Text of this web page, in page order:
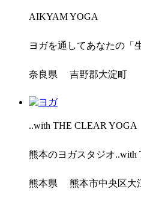
AIKYAM YOGA
ヨガを通してあなたの「
奈良県 吉野郡大淀町
..with THE CLEAR YOGA
熊本のヨガスタジオ..with
熊本県 熊本市中央区大